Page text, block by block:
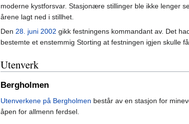
moderne kystforsvar. Stasjonære stillinger ble ikke lenger
årene lagt ned i stillhet.
Den 28. juni 2002 gikk festningens kommandant av. Det
bestemte et enstemmig Storting at festningen igjen skulle
Utenverk
Bergholmen
Utenverkene på Bergholmen består av en stasjon for
åpen for allmenn ferdsel.